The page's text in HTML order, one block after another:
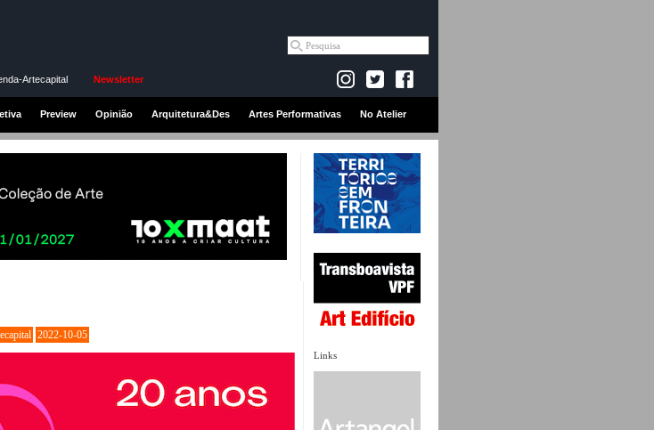
Artecapital Newsletter
Preview Opinião Arquitetura&Des Artes Performativas No Atelier
Links
2022-10-05